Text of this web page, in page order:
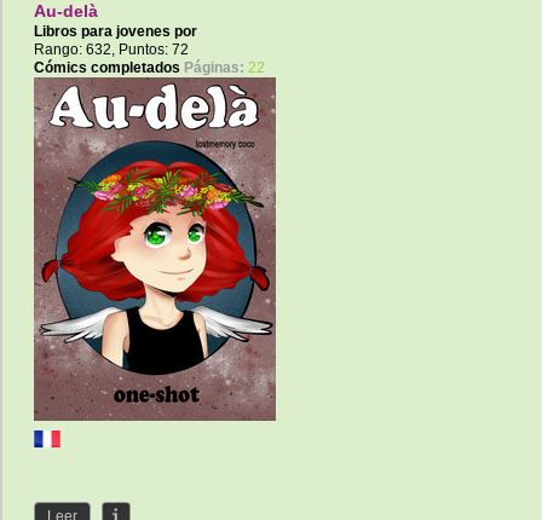
Au-delà
Libros para jovenes por
lostmemorycs
Rango: 632, Puntos: 72
Cómics completados Páginas: 22
Leer